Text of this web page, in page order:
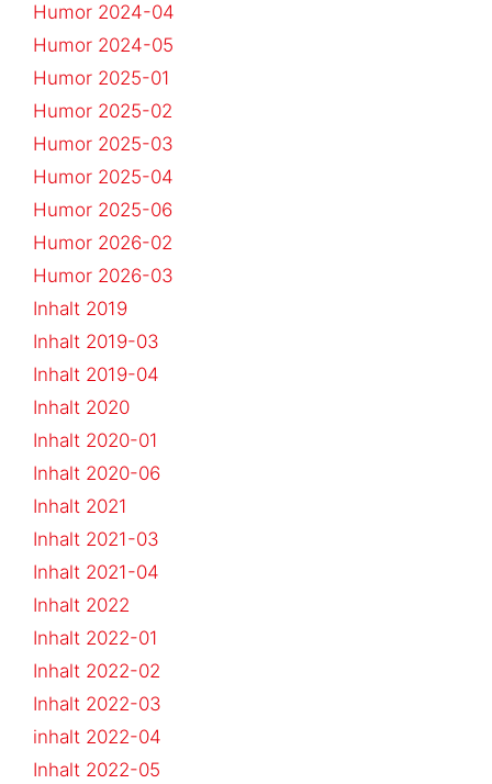
Humor 2024-04
Humor 2024-05
Humor 2025-01
Humor 2025-02
Humor 2025-03
Humor 2025-04
Humor 2025-06
Humor 2026-02
Humor 2026-03
Inhalt 2019
Inhalt 2019-03
Inhalt 2019-04
Inhalt 2020
Inhalt 2020-01
Inhalt 2020-06
Inhalt 2021
Inhalt 2021-03
Inhalt 2021-04
Inhalt 2022
Inhalt 2022-01
Inhalt 2022-02
Inhalt 2022-03
inhalt 2022-04
Inhalt 2022-05